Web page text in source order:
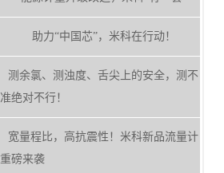
助力“中国芯”，米科在行动！
测余氯、测浊度、舌尖上的安全，测不
准绝对不行！
宽量程比，高抗震性！米科新品流量计
重磅来袭